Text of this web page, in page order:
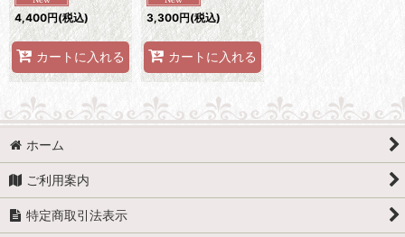
4,400円(税込)
カートに入れる
3,300円(税込)
カートに入れる
ホーム
ご利用案内
特定商取引法表示